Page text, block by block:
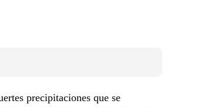
precipitaciones que se